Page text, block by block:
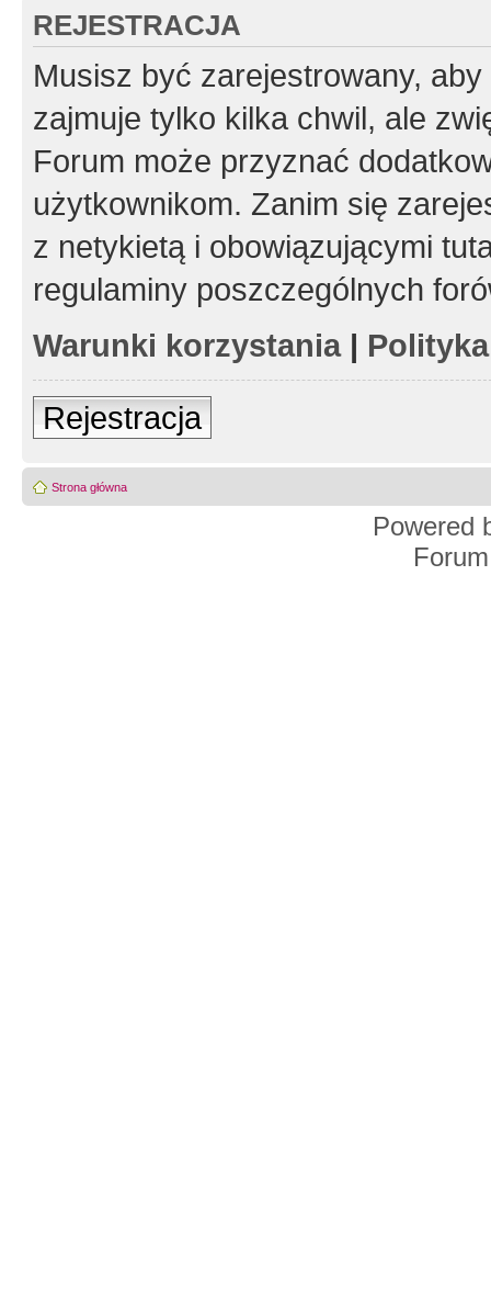
REJESTRACJA
Musisz być zarejestrowany,
zajmuje tylko kilka chwil, ale
Forum może przyznać
użytkownikom. Zanim się
z netykietą i obowiązującymi
regulaminy poszczególnych
Warunki korzystania|
Rejestracja
Strona główna
Powered